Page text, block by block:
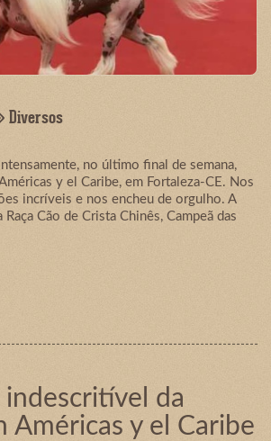
Diversos
no último final de semana,
y el Caribe, em Fortaleza-CE. Nos
incríveis e nos encheu de orgulho. A
Cão de Crista Chinês, Campeã das
indescritível da
Américas y el Caribe